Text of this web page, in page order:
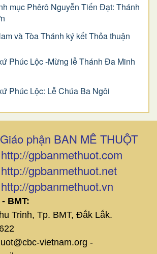
mục Phêrô Nguyễn Tiến Đạt: Thánh
và Tòa Thánh ký kết Thỏa thuận
Phúc Lộc -Mừng lễ Thánh Đa Minh
Phúc Lộc: Lễ Chúa Ba Ngôi
Giáo phận BAN MÊ THUỘT
http://gpbanmethuot.com
http://gpbanmethuot.net
http://gpbanmethuot.vn
BMT:
Trinh, Tp. BMT, Đắk Lắk.
vietnam.org -